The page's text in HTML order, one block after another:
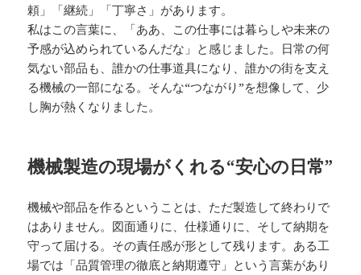
頼」「継続」「丁寧さ」があります。
私はこの言葉に、「ああ、この仕事には暮らしや未来の
予感が込められているんだな」と感じました。日常の何
気ない部品も、誰かの仕事道具になり、誰かの街を支え
る機械の一部になる。そんな“つながり”を想像して、少
し胸が熱くなりました。
機械製造の現場がくれる“安心の日常”
機械や部品を作るということは、ただ製造して終わりで
はありません。図面通りに、仕様通りに、そして納期を
守って届ける。その責任感が形として残ります。ある工
場では「品質管理の徹底と納期遵守」という言葉があり